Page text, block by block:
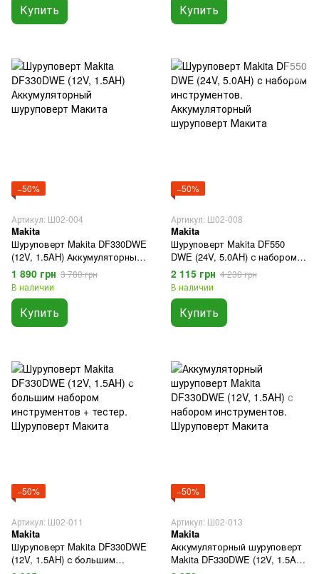
Купить Купить
−50%
Артикул: Ш02-004
Makita
Шуруповерт Makita DF330DWE
(12V, 1.5AH) Аккумуляторный
шуруповерт Макита
1 890 грн 3 780 грн
В наличии
Купить
−50%
Артикул: Ш02-008
Makita
Шуруповерт Makita DF550
DWE (24V, 5.0AH) с набором
инструментов.
Аккумуляторный шуруповерт
Макита
2 115 грн 4 230 грн
В наличии
Купить
−50%
Артикул: Ш02-011
Makita
Шуруповерт Makita DF330DWE
(12V, 1.5AH) с большим
−50%
Артикул: Ш02-013
Makita
Аккумуляторный шуруповерт
Makita DF330DWE (12V, 1.5AH)